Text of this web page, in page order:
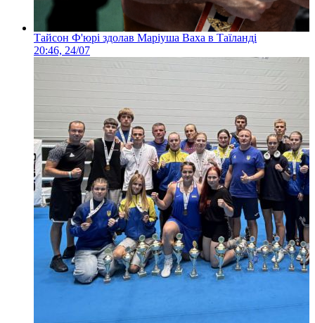
Тайсон Ф'юрі здолав Маріуша Ваха в Таїланді
20:46, 24/07